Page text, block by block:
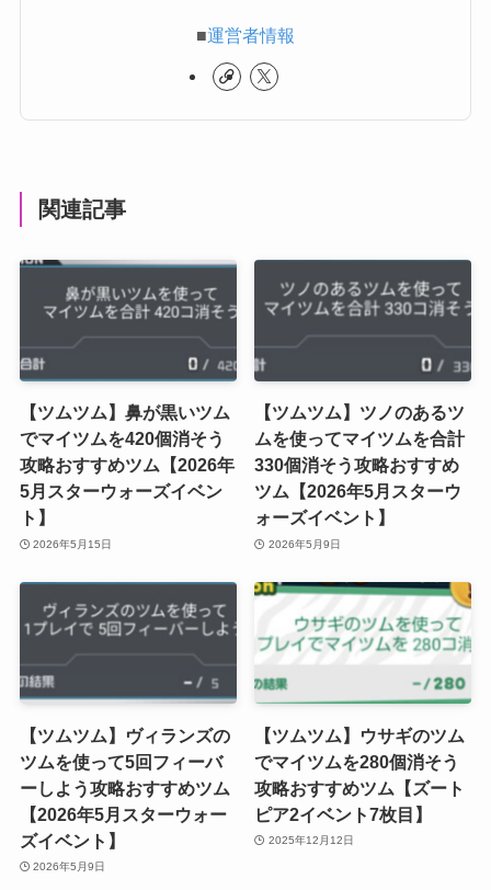
■運営者情報
関連記事
【ツムツム】鼻が黒いツム
でマイツムを420個消そう
攻略おすすめツム【2026年
5月スターウォーズイベン
ト】
2026年5月15日
【ツムツム】ツノのあるツ
ムを使ってマイツムを合計
330個消そう攻略おすすめ
ツム【2026年5月スターウ
ォーズイベント】
2026年5月9日
【ツムツム】ヴィランズの
ツムを使って5回フィーバ
ーしよう攻略おすすめツム
【2026年5月スターウォー
ズイベント】
2026年5月9日
【ツムツム】ウサギのツム
でマイツムを280個消そう
攻略おすすめツム【ズート
ピア2イベント7枚目】
2025年12月12日